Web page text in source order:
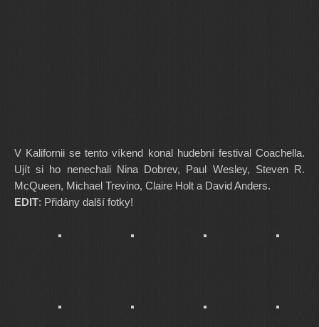
V Kalifornii se tento víkend konal hudební festival Coachella.
Ujít si ho nenechali Nina Dobrev, Paul Wesley, Steven R.
McQueen, Michael Trevino, Claire Holt a David Anders.
EDIT: Přidány další fotky!